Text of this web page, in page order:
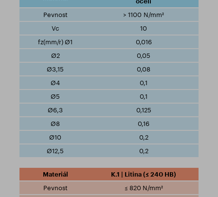
> 1100 N/mm²
10
0,016
0,05
0,08
0,1
0,1
0,125
0,16
0,2
0,2
K.1 | Litina (≤ 240 HB)
≤ 820 N/mm²